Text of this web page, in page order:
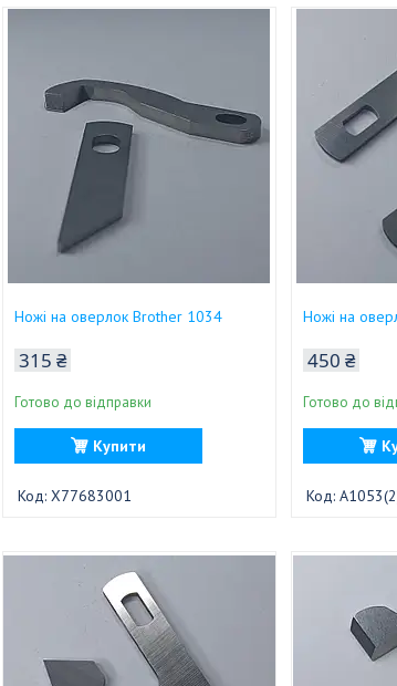
Ножі на оверлок Brother 1034
315 ₴
Готово до відправки
Купити
X77683001
Ножі на
450 ₴
Готово до